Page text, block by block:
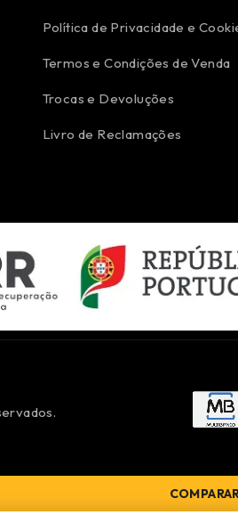
Política de Privacidade e
Termos e Condições de Venda
Trocas e Devoluções
Livro de Reclamações